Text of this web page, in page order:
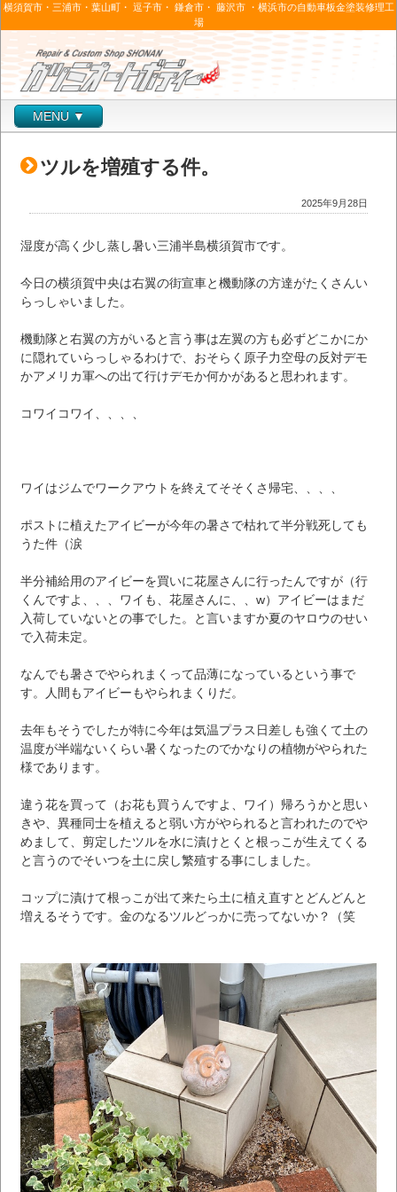
横須賀市・三浦市・葉山町・ 逗子市・ 鎌倉市・ 藤沢市 ・横浜市の自動車板金塗装修理工
場
MENU ▼
ツルを増殖する件。
2025年9月28日
湿度が高く少し蒸し暑い三浦半島横須賀市です。
今日の横須賀中央は右翼の街宣車と機動隊の方達がたくさんい
らっしゃいました。
機動隊と右翼の方がいると言う事は左翼の方も必ずどこかにか
に隠れていらっしゃるわけで、おそらく原子力空母の反対デモ
かアメリカ軍への出て行けデモか何かがあると思われます。
コワイコワイ、、、、
ワイはジムでワークアウトを終えてそそくさ帰宅、、、、
ポストに植えたアイビーが今年の暑さで枯れて半分戦死しても
うた件（涙
半分補給用のアイビーを買いに花屋さんに行ったんですが（行
くんですよ、、、ワイも、花屋さんに、、w）アイビーはまだ
入荷していないとの事でした。と言いますか夏のヤロウのせい
で入荷未定。
なんでも暑さでやられまくって品薄になっているという事で
す。人間もアイビーもやられまくりだ。
去年もそうでしたが特に今年は気温プラス日差しも強くて土の
温度が半端ないくらい暑くなったのでかなりの植物がやられた
様であります。
違う花を買って（お花も買うんですよ、ワイ）帰ろうかと思い
きや、異種同士を植えると弱い方がやられると言われたのでや
めまして、剪定したツルを水に漬けとくと根っこが生えてくる
と言うのでそいつを土に戻し繁殖する事にしました。
コップに漬けて根っこが出て来たら土に植え直すとどんどんと
増えるそうです。金のなるツルどっかに売ってないか？（笑